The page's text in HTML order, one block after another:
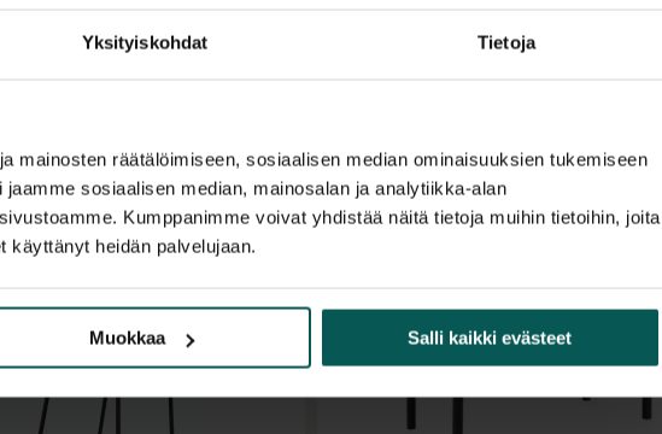
Yksityiskohdat Tietoja
mainosten räätälöimiseen, sosiaalisen median ominaisuuksien tukemiseen
sosiaalisen median, mainosalan ja analytiikka-alan
Kumppanimme voivat yhdistää näitä tietoja muihin tietoihin, joita
käyttänyt heidän palvelujaan.
Muokkaa Salli kaikki evästeet